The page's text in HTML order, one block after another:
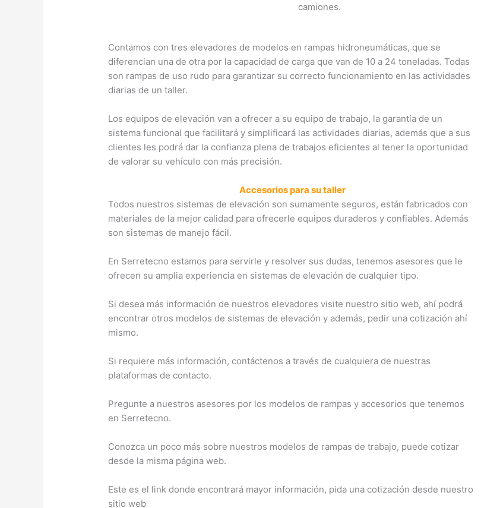
camiones.
Contamos con tres elevadores de modelos en rampas hidroneumáticas, que se
diferencian una de otra por la capacidad de carga que van de 10 a 24 toneladas. Todas
son rampas de uso rudo para garantizar su correcto funcionamiento en las actividades
diarias de un taller.
Los equipos de elevación van a ofrecer a su equipo de trabajo, la garantía de un
sistema funcional que facilitará y simplificará las actividades diarias, además que a sus
clientes les podrá dar la confianza plena de trabajos eficientes al tener la oportunidad
de valorar su vehículo con más precisión.
Accesorios para su taller
Todos nuestros sistemas de elevación son sumamente seguros, están fabricados con
materiales de la mejor calidad para ofrecerle equipos duraderos y confiables. Además
son sistemas de manejo fácil.
En Serretecno estamos para servirle y resolver sus dudas, tenemos asesores que le
ofrecen su amplia experiencia en sistemas de elevación de cualquier tipo.
Si desea más información de nuestros elevadores visite nuestro sitio web, ahí podrá
encontrar otros modelos de sistemas de elevación y además, pedir una cotización ahí
mismo.
Si requiere más información, contáctenos a través de cualquiera de nuestras
plataformas de contacto.
Pregunte a nuestros asesores por los modelos de rampas y accesorios que tenemos
en Serretecno.
Conozca un poco más sobre nuestros modelos de rampas de trabajo, puede cotizar
desde la misma página web.
Este es el link donde encontrará mayor información, pida una cotización desde nuestro
sitio web